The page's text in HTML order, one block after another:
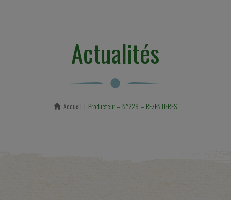
Actualités
Accueil En cours :
Producteur – N°229 – REZENTIERES